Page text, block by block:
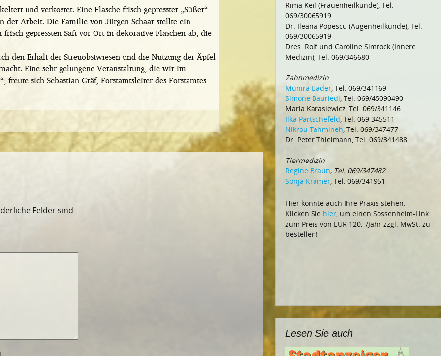
und verkostet. Eine Flasche frisch gepresster „Süßer“
Arbeit. Die Familie von Jürgen Schaar stellte ein
gepressten Saft vor Ort in dekorative Flaschen ab, die
den Erhalt der Streuobstwiesen und die Nutzung der Äpfel
Eine sehr gelungene Veranstaltung, die wir im
sich Sebastian Gräf, Forstamtsleiter des Forstamtes
Felder sind
Rima Keil (Frauenheilkunde), Tel.
069/30065919
Dr. Ileana Popescu (Augenheilkunde), Tel.
069/30065919
Dres. Rolf und Caroline Simrock (Innere
Medizin), Tel. 069/346680
Zahnmedizin
Munira Bäder, Tel. 069/341169
Simone Bauriedl, Tel. 069/45090490
Maria Karasiewicz, Tel. 069/341146
Ilka Partschefeld, Tel. 069 345511
Nikrou Tahmineh, Tel. 069/347477
Dr. Peter Thielmann, Tel. 069/341488
Tiermedizin
Regine Braun, Tel. 069/347482
Sonja Krämer, Tel. 069/341951
Hier könnte auch Ihre Praxis stehen.
Klicken Sie hier, um einen Sossenheim-Link
zum Preis von EUR 120,–/Jahr zzgl. MwSt. zu
bestellen!
Lesen Sie auch